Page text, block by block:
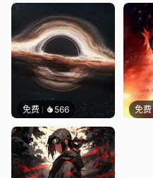
免费 566 免费